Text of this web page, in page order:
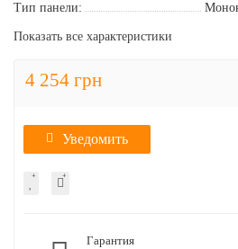
Тип панели:
Показать все характеристики
4 254 грн
Уведомить
Гарантия